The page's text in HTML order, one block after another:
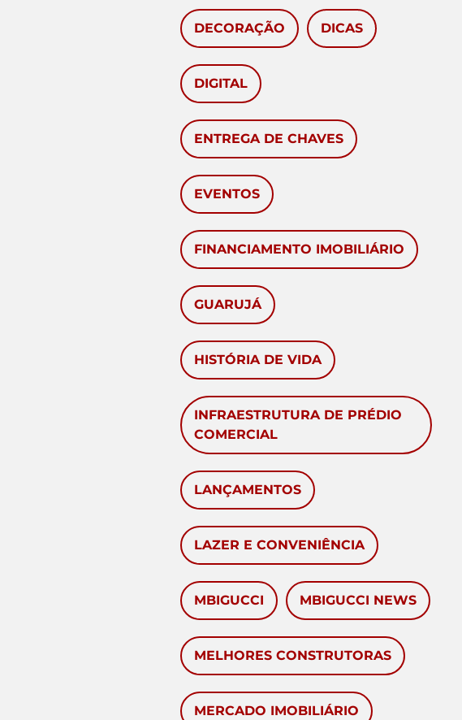
DECORAÇÃO DICAS
DIGITAL
ENTREGA DE CHAVES
EVENTOS
FINANCIAMENTO IMOBILIÁRIO
GUARUJÁ
HISTÓRIA DE VIDA
INFRAESTRUTURA DE PRÉDIO
COMERCIAL
LANÇAMENTOS
LAZER E CONVENIÊNCIA
MBIGUCCI MBIGUCCI NEWS
MELHORES CONSTRUTORAS
MERCADO IMOBILIÁRIO